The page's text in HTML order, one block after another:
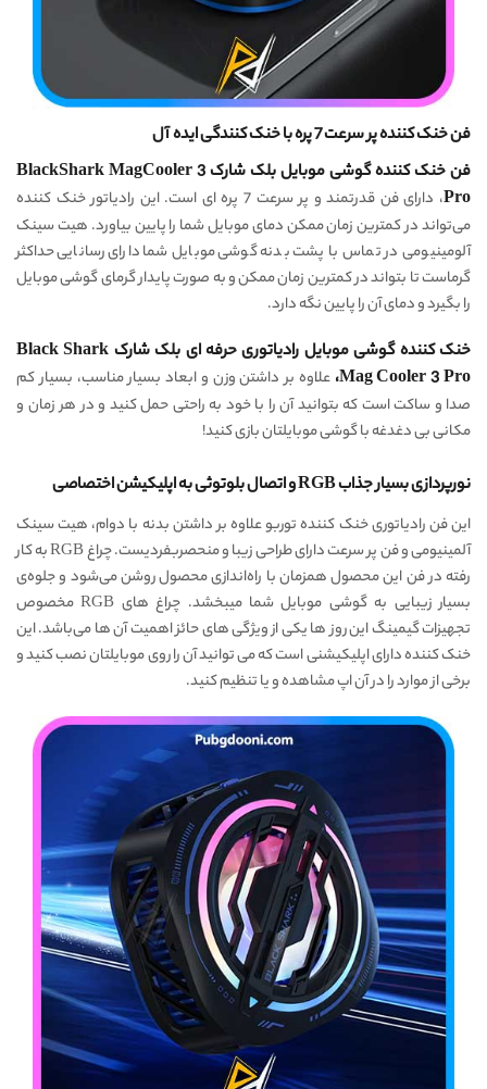
فن خنک کننده پر سرعت 7 پره با خنک کنندگی ایده آل
فن خنک کننده گوشی موبایل بلک شارک BlackShark
MagCooler3
Pro
، دارای فن قدرتمند و پر سرعت 7 پره ای است. این رادیاتور خنک کننده
می‌تواند در کمترین زمان ممکن دمای موبایل شما را پایین بیاورد. هیت سینک
آلومینیومی در تماس با پشت بدنه گوشی موبایل شما دارای رسانایی حداکثر
گرماست تا بتواند در کمترین زمان ممکن و به صورت پایدار گرمای گوشی موبایل
را بگیرد و دمای آن را پایین نگه دارد.
خنک کننده گوشی موبایل رادیاتوری حرفه ای بلک شارک Black Shark
Mag Cooler 3 Pro، علاوه بر داشتن وزن و ابعاد بسیار مناسب، بسیار کم
صدا و ساکت است که بتوانید آن را با خود به راحتی حمل کنید و در هر زمان و
مکانی بی دغدغه با گوشی موبایلتان بازی کنید!
نورپردازی بسیار جذاب RGB و اتصال بلوتوثی به اپلیکیشن اختصاصی
این فن رادیاتوری خنک کننده توربو علاوه بر داشتن بدنه با دوام، هیت سینک
آلمینیومی و فن پر سرعت دارای طراحی زیبا و منحصربفردیست. چراغ RGB به کار
رفته در فن این محصول همزمان با راه‌اندازی محصول روشن می‌شود و جلوه‌ی
بسیار زیبایی به گوشی موبایل شما میبخشد. چراغ های RGB مخصوص
تجهیزات گیمینگ این روز ها یکی از ویژگی های حائز اهمیت آن ها می‌باشد. این
خنک کننده دارای اپلیکیشنی است که می توانید آن را روی موبایلتان نصب کنید و
برخی از موارد را در آن اپ مشاهده و یا تنظیم کنید.